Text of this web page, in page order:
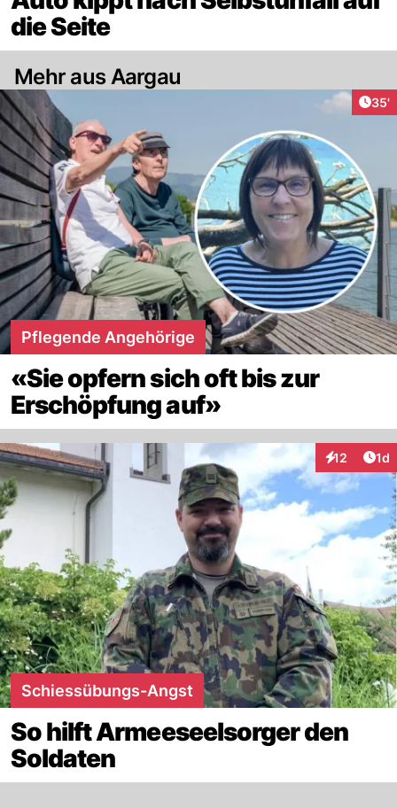
die Seite
Mehr aus Aargau
35'
Pflegende Angehörige
«Sie opfern sich oft bis zur
Erschöpfung auf»
12 1d
Schiessübungs-Angst
So hilft Armeeseelsorger den
Soldaten